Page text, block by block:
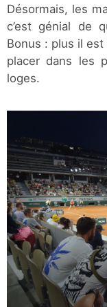
Désormais, les
c’est génial de
Bonus : plus il
placer dans les
loges.